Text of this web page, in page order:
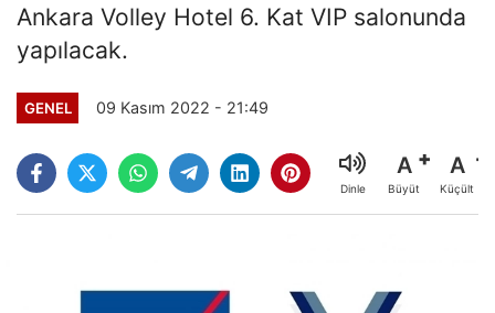
Ankara Volley Hotel 6. Kat VIP salonunda
yapılacak.
GENEL 09 Kasım 2022 - 21:49
Dinle
A
Büyüt
A
Küçült